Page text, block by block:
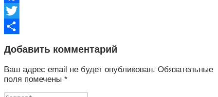
Facebook
Twitter
Добавить комментарий
Ваш адрес email не будет опубликован. Обязательные
поля помечены *